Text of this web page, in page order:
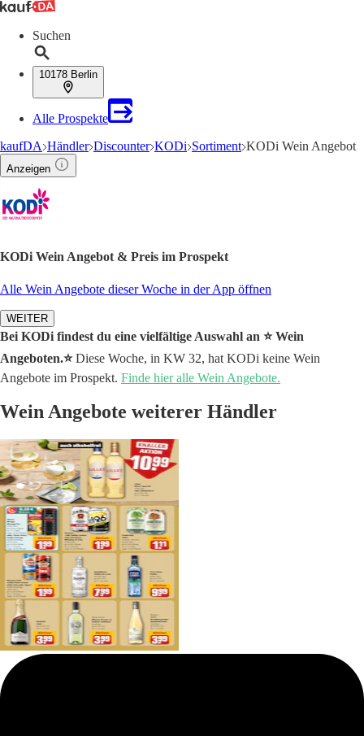
Suchen
10178 Berlin
Alle Prospekte
kaufDA Händler Discounter KODi Sortiment KODi Wein Angebot
Anzeigen
KODi Wein Angebot & Preis im Prospekt
Alle Wein Angebote dieser Woche in der App öffnen
WEITER
Bei KODi findest du eine vielfältige Auswahl an ⭐️ Wein
Angeboten.⭐️Diese Woche, in KW 32, hat KODi keine Wein
Angebote im Prospekt. Finde hier alle Wein Angebote.
Wein Angebote weiterer Händler